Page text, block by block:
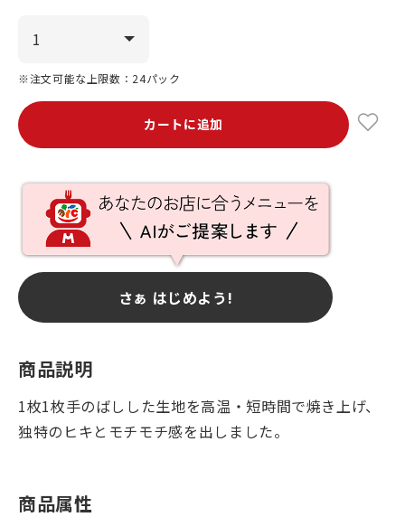
※注文可能な上限数：24パック
カートに追加
さぁ はじめよう!
商品説明
1枚1枚手のばしした生地を高温・短時間で焼き上げ、
独特のヒキとモチモチ感を出しました。
商品属性